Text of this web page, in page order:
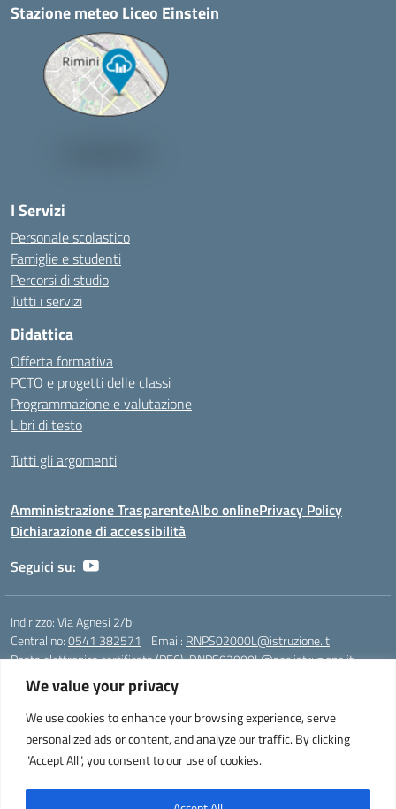
We value your privacy
We use cookies to enhance your browsing experience, serve
personalized ads or content, and analyze our traffic. By clicking
"Accept All", you consent to our use of cookies.
Stazione meteo Liceo Einstein
I Servizi
Personale scolastico
Famiglie e studenti
Percorsi di studio
Tutti i servizi
Didattica
Offerta formativa
PCTO e progetti delle classi
Programmazione e valutazione
Libri di testo
Tutti gli argomenti
Amministrazione TrasparenteAlbo onlinePrivacy Policy
Dichiarazione di accessibilità
Seguici su:
Indirizzo:Via Agnesi 2/b
Centralino:0541 382571 Email: RNPS02000L@istruzione.it
Posta elettronica certificata (PEC):RNPS02000L@pec.istruzione.it
Codice fiscale: 82009530401
Codice meccanografico: RNPS02000L
Liceo Scientifico e Musicale "A. Einstein" - Via Agnesi 2/b - 47923 Rimini
- Tel. +39 0541 382571 – Fax +39 0541 381636 E-mail: